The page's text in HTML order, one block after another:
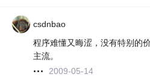
csdnbao
程序难懂又晦涩，没有特别的
主流。
2009-05-14